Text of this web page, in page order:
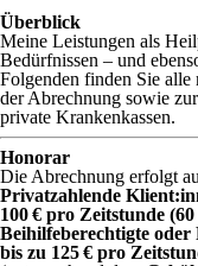
Überblick
Meine Leistungen als
Bedürfnissen – und
Folgenden finden Sie alle
der Abrechnung sowie
private Krankenkassen.
Honorar
Die Abrechnung erfolgt
Privatzahlende
100 € pro Zeitstunde
Beihilfeberechtigte
bis zu 125 € pro